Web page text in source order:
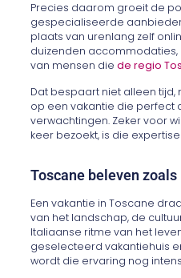
Precies daarom groeit de
gespecialiseerde
plaats van urenlang zelf
duizenden
van mensen diede regio
Dat bespaart niet alleen
op een vakantie die perfect
verwachtingen. Zeker voor
keer bezoekt, is die
Toscane beleven
Een vakantie in Toscane
van het landschap, de
Italiaanse ritme van het
geselecteerd vakantiehuis
wordt die ervaring nog